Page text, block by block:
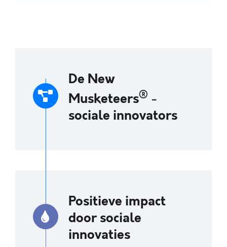
De New
Musketeers® -
sociale innovators
Positieve impact
door sociale
innovaties